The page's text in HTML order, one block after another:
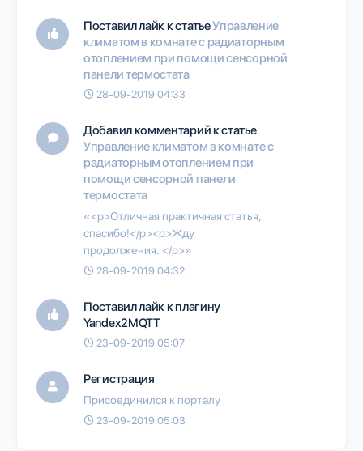
Поставил лайк к статьеУправление
климатом в комнате с радиаторным
отоплением при помощи сенсорной
панели термостата
28-09-2019 04:33
Добавил комментарий к статье
Управление климатом в комнате с
радиаторным отоплением при
помощи сенсорной панели
термостата
«<p>Отличная практичная статья,
спасибо!</p><p>Жду
продолжения. </p>»
28-09-2019 04:32
Поставил лайк к плагину
Yandex2MQTT
23-09-2019 05:07
Регистрация
Присоединился к порталу
23-09-2019 05:03